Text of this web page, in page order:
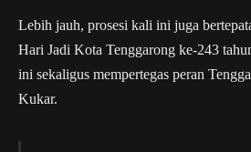
Lebih jauh, prosesi kali ini juga
Hari Jadi Kota Tenggarong ke-243
ini sekaligus mempertegas peran
Kukar.